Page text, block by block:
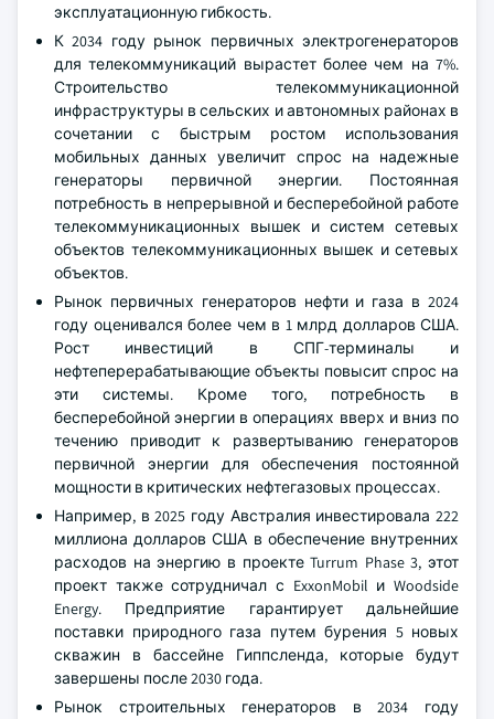
эксплуатационную гибкость.
К 2034 году рынок первичных электрогенераторов
для телекоммуникаций вырастет более чем на 7%.
Строительство телекоммуникационной
инфраструктуры в сельских и автономных районах в
сочетании с быстрым ростом использования
мобильных данных увеличит спрос на надежные
генераторы первичной энергии. Постоянная
потребность в непрерывной и бесперебойной работе
телекоммуникационных вышек и систем сетевых
объектов телекоммуникационных вышек и сетевых
объектов.
Рынок первичных генераторов нефти и газа в 2024
году оценивался более чем в 1 млрд долларов США.
Рост инвестиций в СПГ-терминалы и
нефтеперерабатывающие объекты повысит спрос на
эти системы. Кроме того, потребность в
бесперебойной энергии в операциях вверх и вниз по
течению приводит к развертыванию генераторов
первичной энергии для обеспечения постоянной
мощности в критических нефтегазовых процессах.
Например, в 2025 году Австралия инвестировала 222
миллиона долларов США в обеспечение внутренних
расходов на энергию в проекте Turrum Phase 3, этот
проект также сотрудничал с ExxonMobil и Woodside
Energy. Предприятие гарантирует дальнейшие
поставки природного газа путем бурения 5 новых
скважин в бассейне Гиппсленда, которые будут
завершены после 2030 года.
Рынок строительных генераторов в 2034 году